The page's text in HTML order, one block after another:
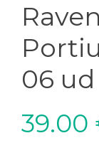
06 ud
39.00